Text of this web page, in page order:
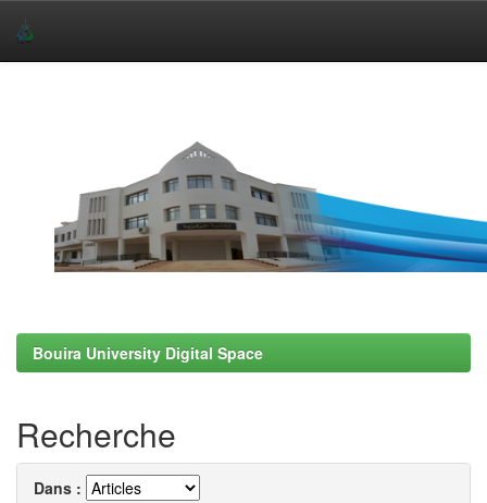
Bouira University Digital Space
Recherche
Dans :